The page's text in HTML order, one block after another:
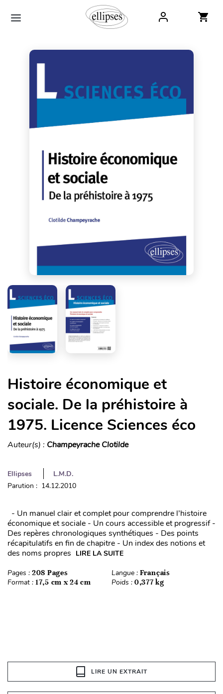
Histoire économique et
sociale. De la préhistoire à
1975. Licence Sciences éco
Auteur(s) : Champeyrache Clotilde
Ellipses
L.M.D.
Parution : 14.12.2010
- Un manuel clair et complet pour comprendre l’histoire
économique et sociale - Un cours accessible et progressif -
Des repères chronologiques synthétiques - Des points
récapitulatifs en fin de chapitre - Un index des notions et
des noms propres LIRE LA SUITE
Pages : 208 Pages Langue : Français
Format : 17,5 cm x 24 cm Poids : 0,377 kg
LIRE UN EXTRAIT